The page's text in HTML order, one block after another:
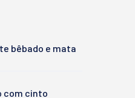
bêbado e mata
com cinto